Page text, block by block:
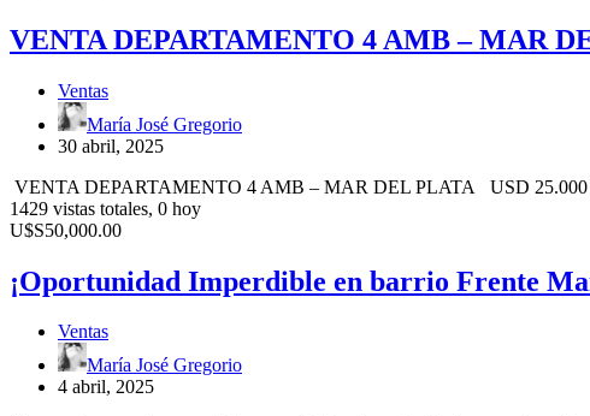
AMB
–
DEL
PLATA
VENTA DEPARTAMENTO 4 AMB – MAR
Ventas
María José Gregorio
30 abril, 2025
VENTA DEPARTAMENTO 4 AMB – MAR DEL PLATA USD 25.000
1429 vistas totales, 0 hoy
¡Oportunidad
en
barrio
Mar!
U$S50,000.00
¡Oportunidad Imperdible en barrio Frente
Ventas
María José Gregorio
4 abril, 2025